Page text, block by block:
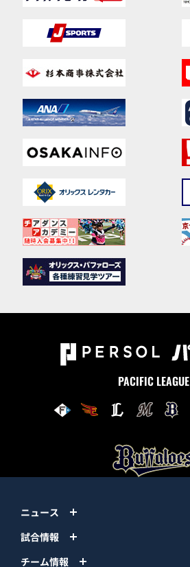
PACIFIC LEAGUE
ニュース
試合情報
チーム情報